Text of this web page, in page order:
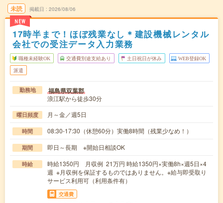
未読
NEW
掲載日 2026/08/06
17時半まで！ほぼ残業なし＊建設機械レンタル
会社での受注データ入力業務
職種未経験OK 交通費別途支給あり 土日祝日が休み WEB登録OK
派遣
勤務地 福島県双葉郡
浪江駅から徒歩30分
曜日頻度 月～金／週5日
時間 08:30-17:30（休憩60分）実働8時間（残業少なめ！）
期間 即日～長期 ※開始日相談OK
時給
時給1350円 月収例 21万円 時給1350円×実働8h×週5日×4
週 ※月収例を保証するものではありません。※給与即受取り
サービス利用可（利用条件有）
交通費